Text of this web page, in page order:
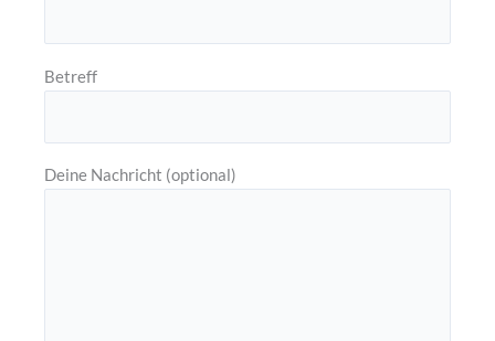
Betreff
Deine Nachricht (optional)